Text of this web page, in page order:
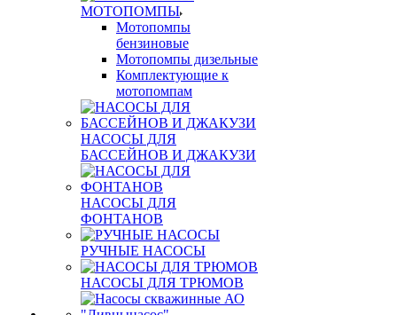
МОТОПОМПЫ
Мотопомпы
бензиновые
Мотопомпы дизельные
Комплектующие к
мотопомпам
НАСОСЫ ДЛЯ
БАССЕЙНОВ И ДЖАКУЗИ
НАСОСЫ ДЛЯ
ФОНТАНОВ
РУЧНЫЕ НАСОСЫ
НАСОСЫ ДЛЯ ТРЮМОВ